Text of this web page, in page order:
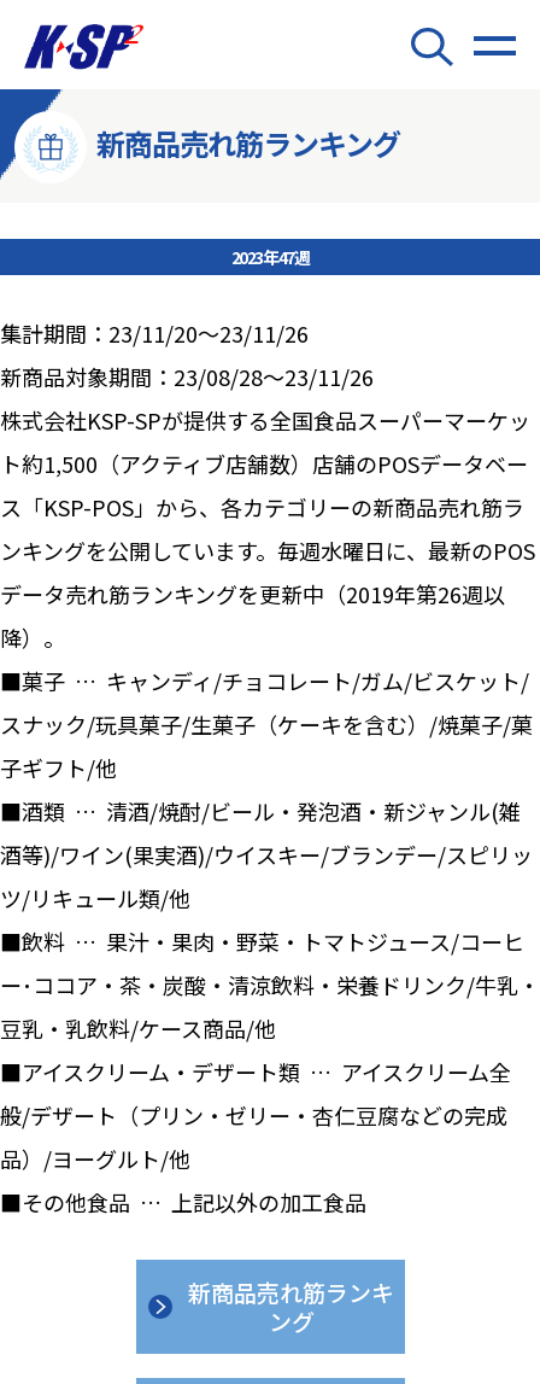
新商品売れ筋ランキング
2023年47週
集計期間：23/11/20～23/11/26
新商品対象期間：23/08/28～23/11/26
株式会社KSP-SPが提供する全国食品スーパーマーケッ
ト約1,500（アクティブ店舗数）店舗のPOSデータベー
ス「KSP-POS」から、各カテゴリーの新商品売れ筋ラ
ンキングを公開しています。毎週水曜日に、最新のPOS
データ売れ筋ランキングを更新中（2019年第26週以
降）。
■菓子 … キャンディ/チョコレート/ガム/ビスケット/
スナック/玩具菓子/生菓子（ケーキを含む）/焼菓子/菓
子ギフト/他
■酒類 … 清酒/焼酎/ビール・発泡酒・新ジャンル(雑
酒等)/ワイン(果実酒)/ウイスキー/ブランデー/スピリッ
ツ/リキュール類/他
■飲料 … 果汁・果肉・野菜・トマトジュース/コーヒ
ー･ココア・茶・炭酸・清涼飲料・栄養ドリンク/牛乳・
豆乳・乳飲料/ケース商品/他
■アイスクリーム・デザート類 … アイスクリーム全
般/デザート（プリン・ゼリー・杏仁豆腐などの完成
品）/ヨーグルト/他
■その他食品 … 上記以外の加工食品
新商品売れ筋ランキ
ング